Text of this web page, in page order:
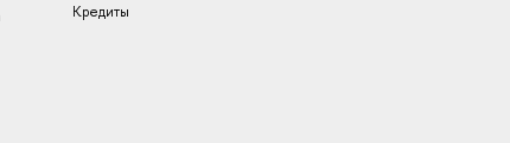
Кредиты